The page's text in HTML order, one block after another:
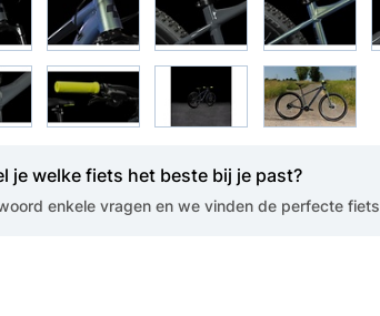
je welke fiets het beste bij je past?
enkele vragen en we vinden de perfecte